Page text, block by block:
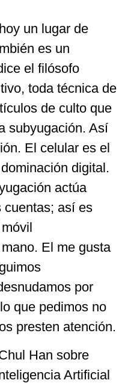
un lugar de
es un
el filósofo
toda técnica de
de culto que
subyugación. Así
El celular es el
digital.
actúa
cuentas; así es
El me gusta
por
que pedimos no
presten atención.
Han sobre
Artificial